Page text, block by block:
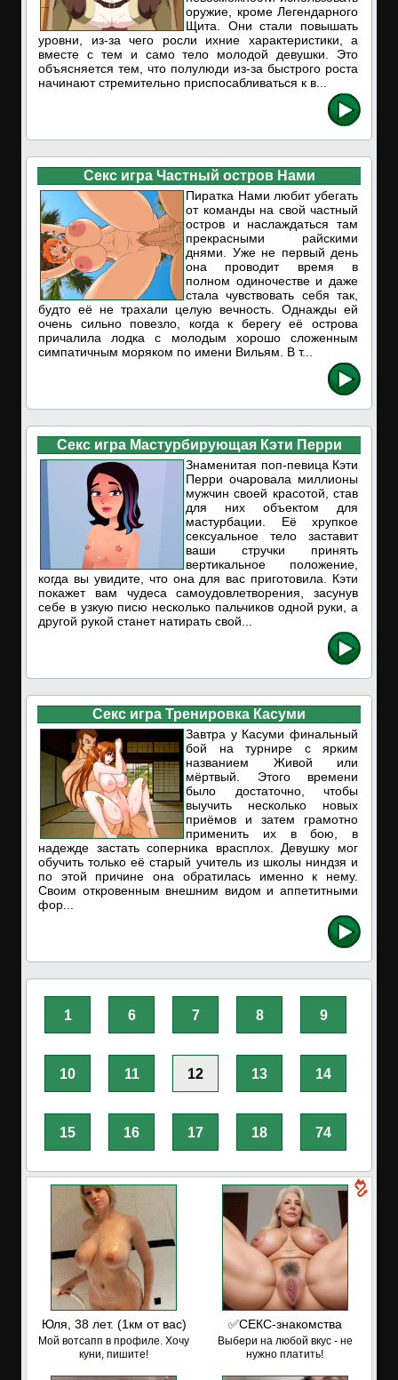
оружие, кроме Легендарного
Щита. Они стали повышать
уровни, из-за чего росли ихние характеристики, а
вместе с тем и само тело молодой девушки. Это
объясняется тем, что полулюди из-за быстрого роста
начинают стремительно приспосабливаться к в...
Секс игра Частный остров Нами
Пиратка Нами любит убегать
от команды на свой частный
остров и наслаждаться там
прекрасными райскими
днями. Уже не первый день
она проводит время в
полном одиночестве и даже
стала чувствовать себя так,
будто её не трахали целую вечность. Однажды ей
очень сильно повезло, когда к берегу её острова
причалила лодка с молодым хорошо сложенным
симпатичным моряком по имени Вильям. В т...
Секс игра Мастурбирующая Кэти Перри
Знаменитая поп-певица Кэти
Перри очаровала миллионы
мужчин своей красотой, став
для них объектом для
мастурбации. Её хрупкое
сексуальное тело заставит
ваши стручки принять
вертикальное положение,
когда вы увидите, что она для вас приготовила. Кэти
покажет вам чудеса самоудовлетворения, засунув
себе в узкую писю несколько пальчиков одной руки, а
другой рукой станет натирать свой...
Секс игра Тренировка Касуми
Завтра у Касуми финальный
бой на турнире с ярким
названием Живой или
мёртвый. Этого времени
было достаточно, чтобы
выучить несколько новых
приёмов и затем грамотно
применить их в бою, в
надежде застать соперника врасплох. Девушку мог
обучить только её старый учитель из школы ниндзя и
по этой причине она обратилась именно к нему.
Своим откровенным внешним видом и аппетитными
фор...
1 6 7 8 9
10 11 12 13 14
15 16 17 18 74
Юля, 38 лет. (1км от вас)
Мой вотсапп в профиле. Хочу
куни, пишите!
✅СЕКС-знакомства
Выбери на любой вкус - не
нужно платить!